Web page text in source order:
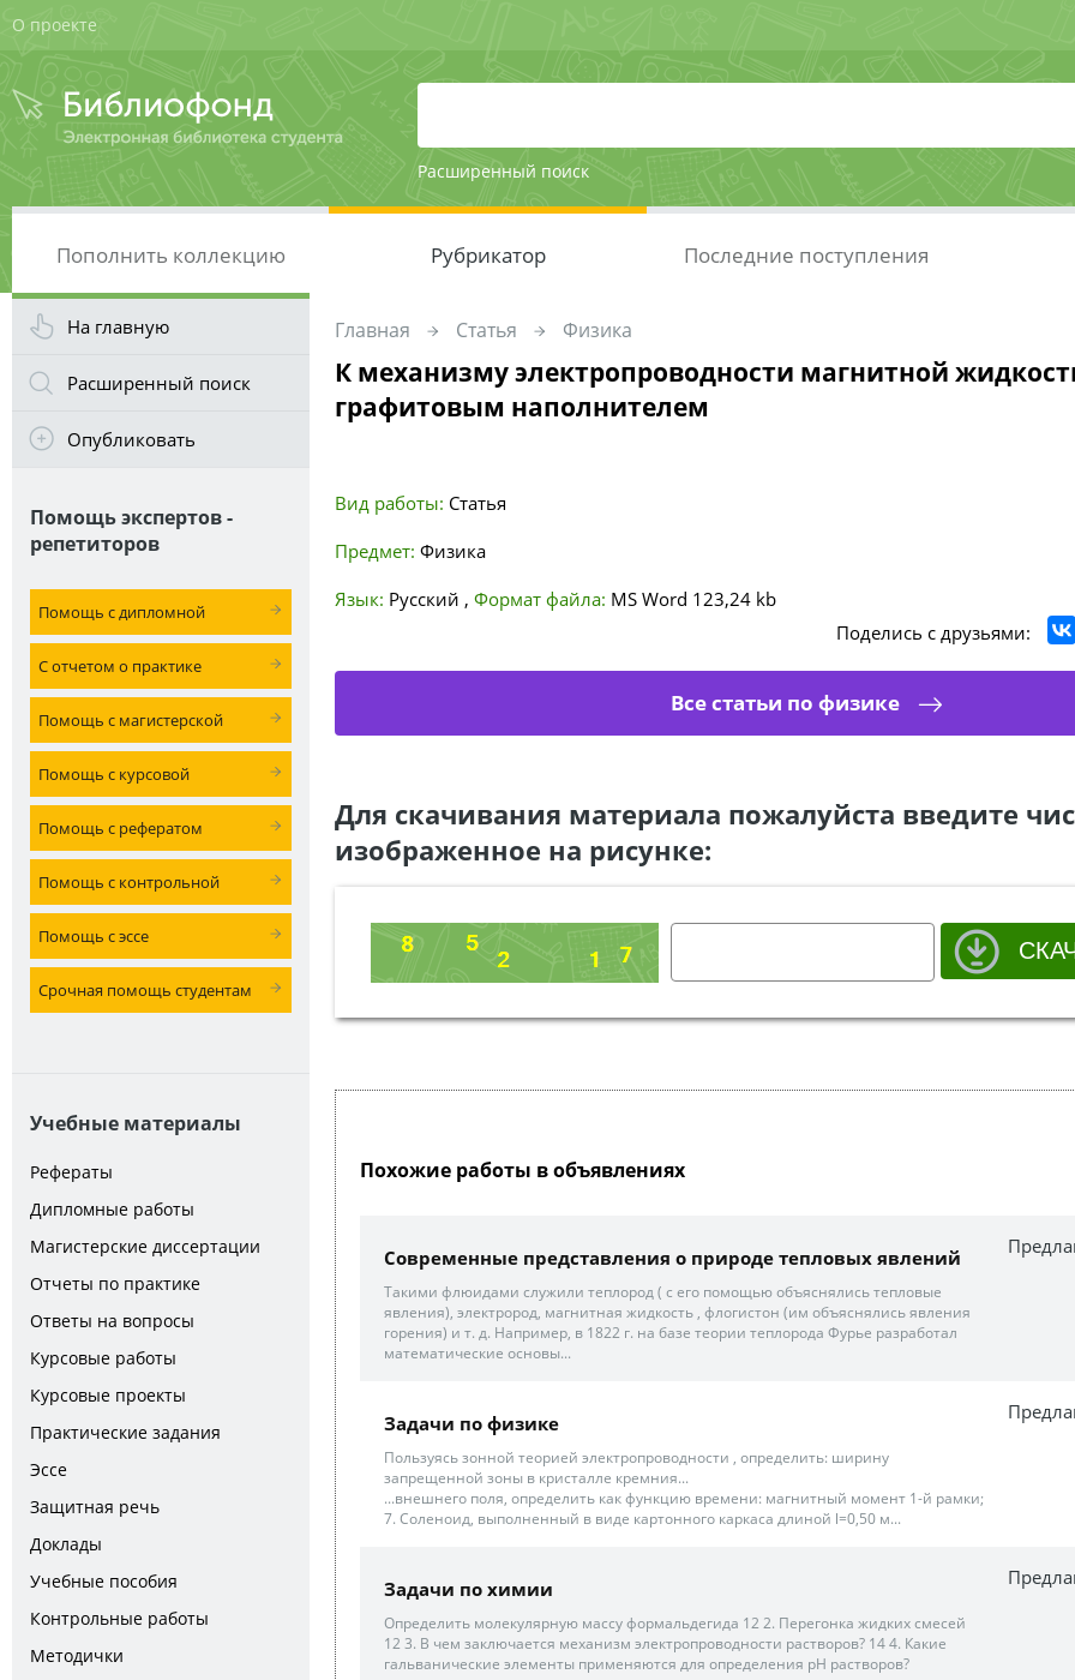
О проекте
Расширенный поиск
Пополнить коллекцию Рубрикатор Последние поступления
На главную
Расширенный поиск
Опубликовать
Помощь экспертов -
репетиторов
Помощь с дипломной
С отчетом о практике
Помощь с магистерской
Помощь с курсовой
Помощь с рефератом
Помощь с контрольной
Помощь с эссе
Срочная помощь студентам
Учебные материалы
Рефераты
Дипломные работы
Магистерские диссертации
Отчеты по практике
Ответы на вопросы
Курсовые работы
Курсовые проекты
Практические задания
Эссе
Защитная речь
Доклады
Учебные пособия
Контрольные работы
Методички
Главная Статья Физика
К механизму электропроводности магнитной
графитовым наполнителем
Вид работы: Статья
Предмет: Физика
Язык: Русский , Формат файла: MS Word 123,24 kb
Поделись с друзьями:
Все статьи по физике
Для скачивания материала пожалуйста введите
изображенное на рисунке:
Похожие работы в объявлениях
Современные представления о природе тепловых явлений
Такими флюидами служили теплород ( с его помощью объяснялись тепловые
явления), электрород, магнитная жидкость , флогистон (им объяснялись явления
горения) и т. д. Например, в 1822 г. на базе теории теплорода Фурье разработал
математические основы...
Задачи по физике
Пользуясь зонной теорией электропроводности , определить: ширину
запрещенной зоны в кристалле кремния...
...внешнего поля, определить как функцию времени: магнитный момент 1-й рамки;
7. Соленоид, выполненный в виде картонного каркаса длиной l=0,50 м...
Задачи по химии
Определить молекулярную массу формальдегида 12 2. Перегонка жидких смесей
12 3. В чем заключается механизм электропроводности растворов? 14 4. Какие
гальванические элементы применяются для определения рН растворов?